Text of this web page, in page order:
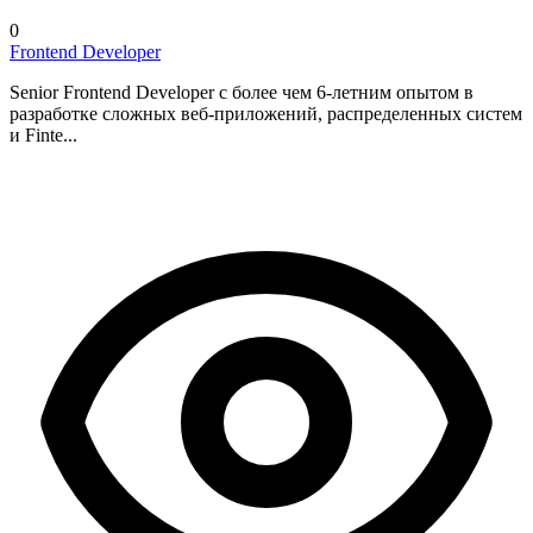
0
Frontend Developer
Senior Frontend Developer с более чем 6-летним опытом в
разработке сложных веб-приложений, распределенных систем
и Finte...